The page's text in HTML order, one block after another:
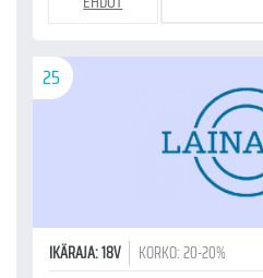
25
IKÄRAJA: 18V KORKO: 20-20%